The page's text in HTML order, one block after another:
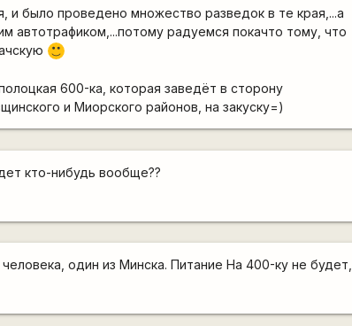
и было проведено множество разведок в те края,...а
автотрафиком,...потому радуемся покачто тому, что
:)
600-ка, которая заведёт в сторону
и Миорского районов, на закуску=)
кто-нибудь вообще??
один из Минска. Питание На 400-ку не будет,